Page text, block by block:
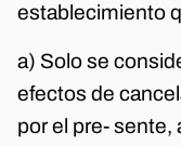
establecimiento
a) Solo se
efectos de
por el pre- sente,